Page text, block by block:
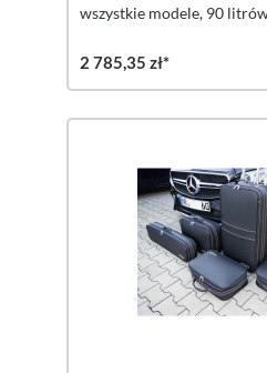
wszystkie modele, 90
2 785,35 zł*